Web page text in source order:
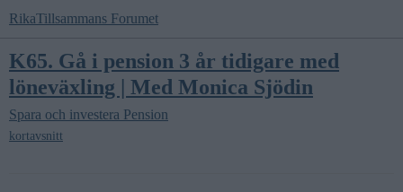
RikaTillsammans Forumet
K65. Gå i pension 3 år tidigare med
löneväxling | Med Monica Sjödin
Spara och investera Pension
kortavsnitt